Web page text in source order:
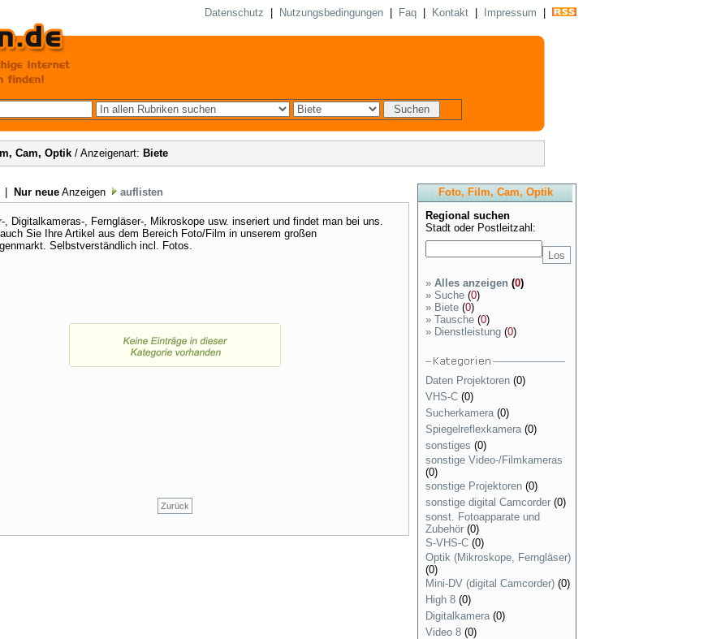
Datenschutz Nutzungsbedingungen| Faq| Kontakt| Impressum
Cam, Optik/ Anzeigenart: Biete
Nur neueAnzeigen auflisten
, Digitalkameras-, Ferngläser-, Mikroskope usw. inseriert und findet man bei uns.
auch Sie Ihre Artikel aus dem Bereich Foto/Film in unserem großen
Selbstverständlich incl. Fotos.
Zurück
Foto, Film, Cam, Optik
Regional suchen
Stadt oder Postleitzahl:
» Alles anzeigen (0)
»Suche(0)
»Biete(0)
»Tausche(0)
»Dienstleistung(0)
Daten Projektoren (0)
VHS-C (0)
Sucherkamera (0)
Spiegelreflexkamera (0)
sonstiges (0)
sonstige Video-/Filmkameras
(0)
sonstige Projektoren (0)
sonstige digital Camcorder (0)
sonst. Fotoapparate und
Zubehör (0)
S-VHS-C (0)
Optik (Mikroskope, Ferngläser)
(0)
Mini-DV (digital Camcorder) (0)
High 8 (0)
Digitalkamera (0)
Video 8 (0)